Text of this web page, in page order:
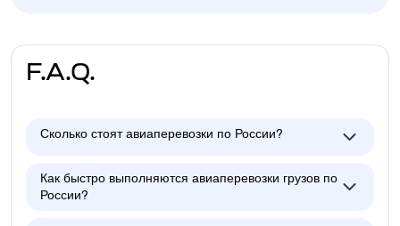
F.A.Q.
Сколько стоят авиаперевозки по России?
Как быстро выполняются авиаперевозки грузов по
России?